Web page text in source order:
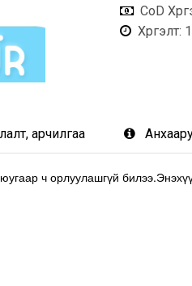
CoD
Хүргэлт:
арчилгаа
ч орлуулашгүй